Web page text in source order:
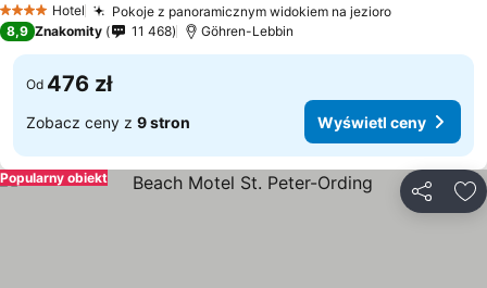
4 KategoriaHotel Pokoje z panoramicznym widokiem na jezioroWyświetl
8,9 Znakomity 11 468 Göhren-Lebbin
Od 476 zł
Zobacz ceny z 9 stron Wyświetl ceny
Popularny obiekt